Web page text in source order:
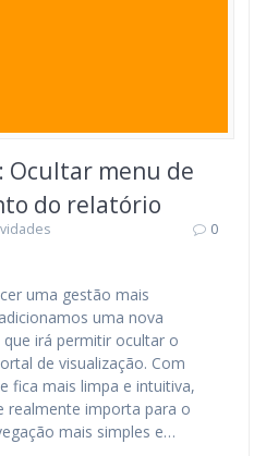
Ocultar menu de
do relatório
0
uma gestão mais
uma nova
irá permitir ocultar o
de visualização. Com
fica mais limpa e intuitiva,
realmente importa para o
mais simples e…